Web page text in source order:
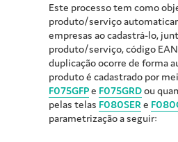
Este processo tem como
produto/serviço
empresas ao cadastrá-lo,
produto/serviço, código
duplicação ocorre de forma
produto é cadastrado por
F075GFPe F075GRDou
pelas telas F080SERe
parametrização a seguir: